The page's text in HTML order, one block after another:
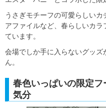
うさぎモチーフの可愛らしい
アファイルなど、春らしいカ
ています。
会場でしか手に入らないグッ
ん。
春色いっぱいの限定
気分